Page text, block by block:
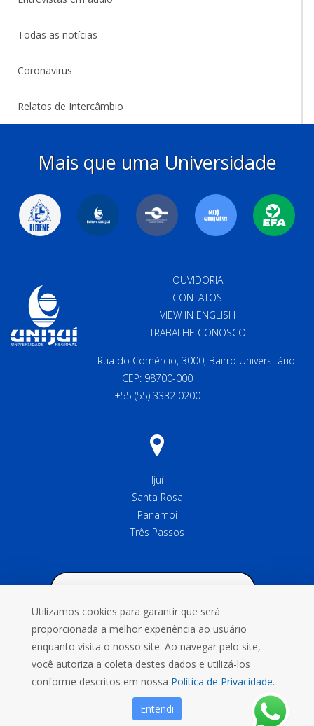
Todas as notícias
Coronavirus
Relatos de Intercâmbio
Mais que uma Universidade
OUVIDORIA
CONTATOS
VIEW IN ENGLISH
TRABALHE CONOSCO
Rua do Comércio, 3000, Bairro Universitário.
CEP: 98700-000
+55 (55) 3332 0200
Ijuí
Santa Rosa
Panambi
Três Passos
Utilizamos cookies para garantir que será
proporcionada a melhor experiência ao usuário
enquanto visita o nosso site. Ao navegar pelo site,
você autoriza a coleta destes dados e utilizá-los
conforme descritos em nossa Política de Privacidade.
Entendi